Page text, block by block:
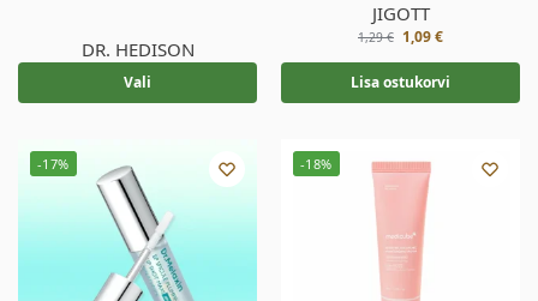
DR. HEDISON
Vali
JIGOTT
1,29€ 1,09€
Lisa ostukorvi
-17% -18%